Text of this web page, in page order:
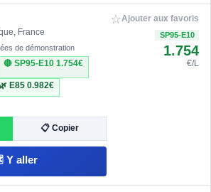
France
de démonstration
🔴 SP95-E10 1.754€
E85 0.982€
📋 Copier
aller
☆Ajouter aux favoris
SP95-E10
1.754
€/L